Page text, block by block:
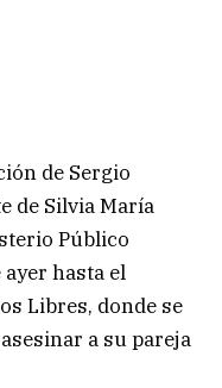
de Sergio
de Silvia María
Público
hasta el
Libres, donde se
a su pareja